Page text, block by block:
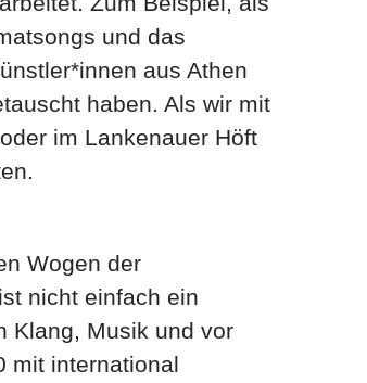
und das
aus Athen
haben. Als wir mit
im Lankenauer Höft
Wogen der
nicht einfach ein
Klang, Musik und vor
mit international